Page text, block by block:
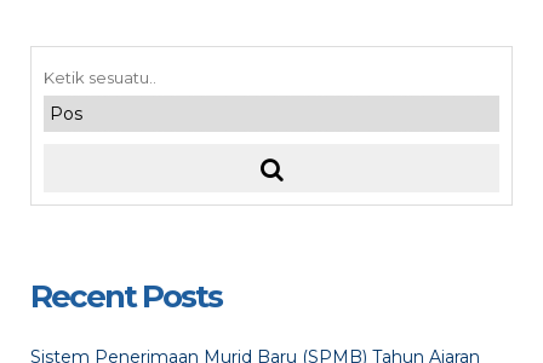
Recent Posts
Sistem Penerimaan Murid Baru (SPMB) Tahun Ajaran